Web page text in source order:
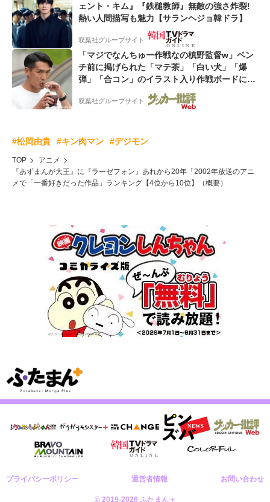
ェント・キム』『鉄槌教師』無敵の強さ炸裂!
熱い人間描写も魅力【サランヘジョ韓ドラ】
双葉社グループサイト
「マジでなんちゅー作戦なの槙野監督w」ベン
チ前に掲げられた「マテ茶」「白い犬」「爆
弾」「合コン」のイラスト入り作戦ボードにフ
ァン困惑!「想像よりデカくて吹いた」
双葉社グループサイト
#松岡由貴 #キン肉マン #デジモン
TOP
アニメ
『あずまんが大王』に『ラーゼフォン』あれから20年「2002年放送のアニ
メで「一番好きだった作品」ランキング【4位から10位】（概要）
プライバシーポリシー 運営者情報 お問い合わせ
© 2019-2026 ふたまん＋